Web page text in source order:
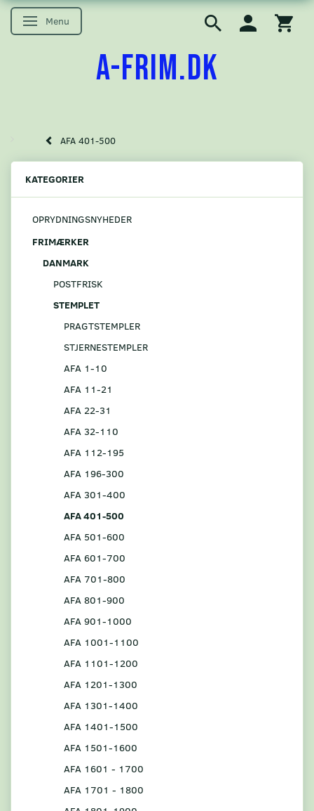
Skifte navigation
Menu
A-FRIM.DK
AFA 401-500
KATEGORIER
OPRYDNINGSNYHEDER
FRIMÆRKER
DANMARK
POSTFRISK
STEMPLET
PRAGTSTEMPLER
STJERNESTEMPLER
AFA 1-10
AFA 11-21
AFA 22-31
AFA 32-110
AFA 112-195
AFA 196-300
AFA 301-400
AFA 401-500
AFA 501-600
AFA 601-700
AFA 701-800
AFA 801-900
AFA 901-1000
AFA 1001-1100
AFA 1101-1200
AFA 1201-1300
AFA 1301-1400
AFA 1401-1500
AFA 1501-1600
AFA 1601 - 1700
AFA 1701 - 1800